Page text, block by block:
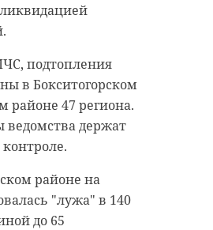
подтопления
в Бокситогорском
районе 47 региона.
ведомства держат
районе на
"лужа" в 140
до 65